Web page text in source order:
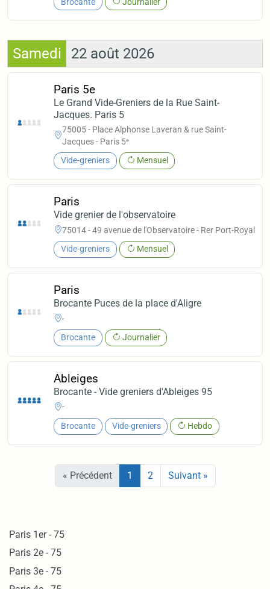
Samedi 22 août 2026
Paris 5e
Le Grand Vide-Greniers de la Rue Saint-
Jacques. Paris 5
75005 - Place Alphonse Laveran & rue Saint-
Jacques - Paris 5ᵉ
Vide-greniers Mensuel
Paris
Vide grenier de l'observatoire
75014 - 49 avenue de l'Observatoire - Rer Port-Royal
Vide-greniers Mensuel
Paris
Brocante Puces de la place d'Aligre
-
Brocante Journalier
Ableiges
Brocante - Vide greniers d'Ableiges 95
-
Brocante Vide-greniers Hebdo
« Précédent 1 2 Suivant »
Paris 1er - 75
Paris 2e - 75
Paris 3e - 75